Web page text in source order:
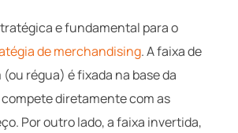
e fundamental para o
de merchandising. A faixa de
régua) é fixada na base da
diretamente com as
Por outro lado, a faixa invertida,